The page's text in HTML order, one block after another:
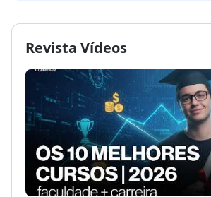
Revista Vídeos